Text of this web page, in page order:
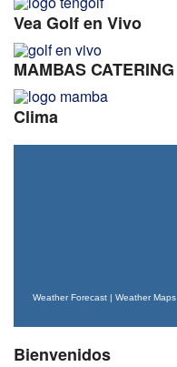
Vea Golf en Vivo
MAMBAS CATERING
Clima
Weather Forecast | Weather Maps
Bienvenidos